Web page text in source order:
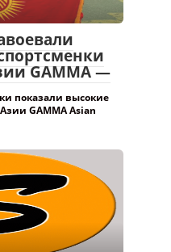
GAMMA —
показали высокие